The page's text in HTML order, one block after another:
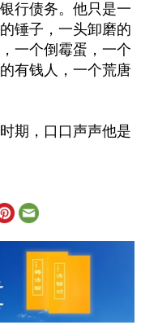
行债务。他只是一
锤子，一头卸磨的
一个倒霉蛋，一个
有钱人，一个荒唐
期，口口声声他是